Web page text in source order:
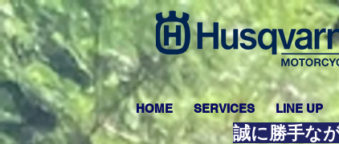
HOME SERVICES LINE UP
誠に勝手な